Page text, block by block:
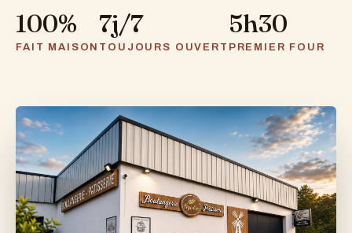
100%
FAIT MAISON
7j/7
TOUJOURS OUVERT
5h30
PREMIER FOUR